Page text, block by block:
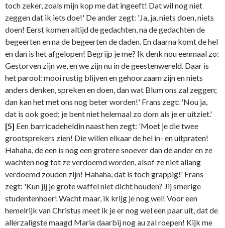
toch zeker, zoals mijn kop me dat ingeeft! Dat wil nog niet
zeggen dat ik iets doe!' De ander zegt: 'Ja, ja, niets doen, niets
doen! Eerst komen altijd de gedachten, na de gedachten de
begeerten en na de begeerten de daden. En daarna komt de hel
en dan is het afgelopen! Begrijp je me? Ik denk nou eenmaal zo:
Gestorven zijn we, en we zijn nu in de geestenwereld. Daar is
het parool: mooi rustig blijven en gehoorzaam zijn en niets
anders denken, spreken en doen, dan wat Blum ons zal zeggen;
dan kan het met ons nog beter worden!' Frans zegt: 'Nou ja,
dat is ook goed; je bent niet helemaal zo dom als je er uitziet.'
[5] Een barricadeheldin naast hen zegt: 'Moet je die twee
grootsprekers zien! Die willen elkaar de hel in- en uitpraten!
Hahaha, de een is nog een grotere snoever dan de ander en ze
wachten nog tot ze verdoemd worden, alsof ze niet allang
verdoemd zouden zijn! Hahaha, dat is toch grappig!' Frans
zegt: 'Kun jij je grote waffel niet dicht houden? Jij smerige
studentenhoer! Wacht maar, ik krijg je nog wel! Voor een
hemelrijk van Christus meet ik je er nog wel een paar uit, dat de
allerzaligste maagd Maria daarbij nog au zal roepen! Kijk me